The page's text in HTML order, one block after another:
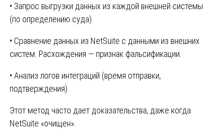
• Запрос выгрузки данных из каждой внешней системы
(по определению суда).
• Сравнение данных из NetSuite с данными из внешних
систем. Расхождения — признак фальсификации.
• Анализ логов интеграций (время отправки,
подтверждения).
Этот метод часто дает доказательства, даже когда
NetSuite «очищен».